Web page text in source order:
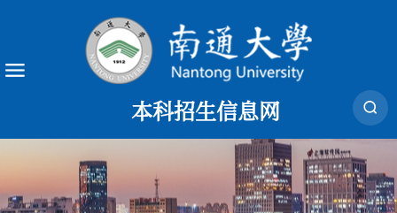
本科招生信息网